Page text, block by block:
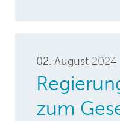
02. August 2024
zum